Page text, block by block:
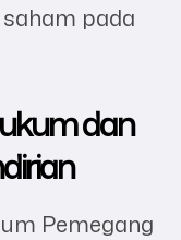
pada
dan
Pemegang